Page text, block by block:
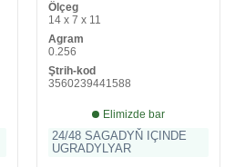
Ölçeg
14 x 7 x 11
Agram
0.256
Ştrih-kod
3560239441588
Elimizde bar
24/48 SAGADYŇ IÇINDE
UGRADYLYAR